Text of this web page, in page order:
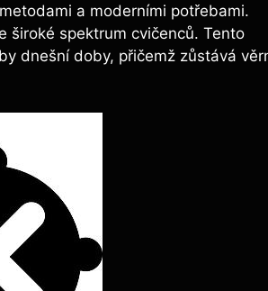
a moderními potřebami.
široké spektrum cvičenců. Tento
dnešní doby, přičemž zůstává